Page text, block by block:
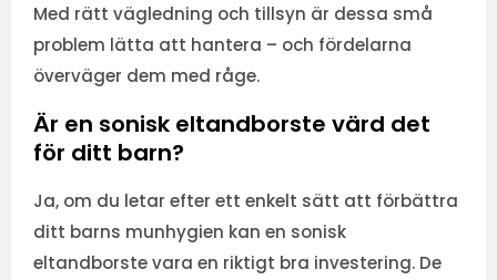
Med rätt vägledning och tillsyn är dessa små
problem lätta att hantera – och fördelarna
överväger dem med råge.
Är en sonisk eltandborste värd det
för ditt barn?
Ja, om du letar efter ett enkelt sätt att förbättra
ditt barns munhygien kan en sonisk
eltandborste vara en riktigt bra investering. De